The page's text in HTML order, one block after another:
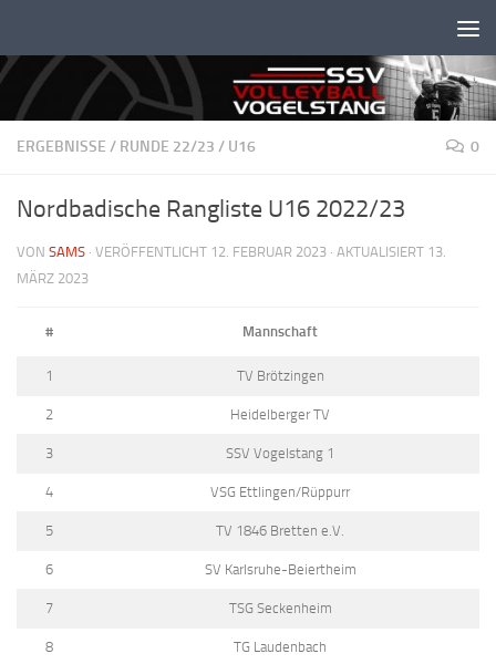
ERGEBNISSE / RUNDE 22/23 / U16 0
Nordbadische Rangliste U16 2022/23
VON SAMS · VERÖFFENTLICHT 12. FEBRUAR 2023 · AKTUALISIERT 13.
MÄRZ 2023
# Mannschaft
1 TV Brötzingen
2 Heidelberger TV
3 SSV Vogelstang 1
4 VSG Ettlingen/Rüppurr
5 TV 1846 Bretten e.V.
6 SV Karlsruhe-Beiertheim
7 TSG Seckenheim
8 TG Laudenbach